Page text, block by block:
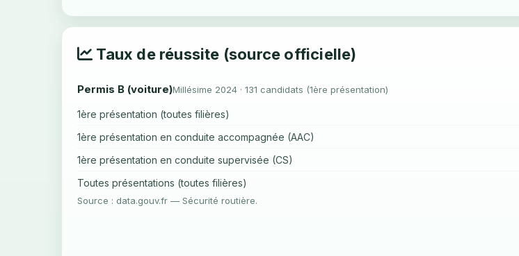
Taux de réussite (source officielle)
Permis B (voiture)Millésime 2024 · 131 candidats (1ère présentation)
1ère présentation (toutes filières)
1ère présentation en conduite accompagnée (AAC)
1ère présentation en conduite supervisée (CS)
Toutes présentations (toutes filières)
Source : data.gouv.fr — Sécurité routière.